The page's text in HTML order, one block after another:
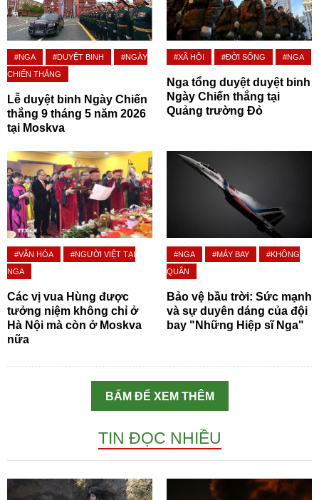
#NGA #DUYỆT BINH
#NGÀY
CHIẾN THẮNG
Lễ duyệt binh Ngày Chiến
thắng 9 tháng 5 năm 2026
tại Moskva
#XÃ HỘI #ĐỜI SỐNG #NGA
Nga tổng duyệt duyệt binh
Ngày Chiến thắng tại
Quảng trường Đỏ
#VĂN HÓA
#NGƯỜI VIỆT TẠI
NGA
Các vị vua Hùng được
tưởng niệm không chỉ ở
Hà Nội mà còn ở Moskva
nữa
#NGA #MÁY BAY
#KHÔNG
QUÂN
Bảo vệ bầu trời: Sức mạnh
và sự duyên dáng của đội
bay "Những Hiệp sĩ Nga"
BẤM ĐỂ XEM THÊM
TIN ĐỌC NHIỀU